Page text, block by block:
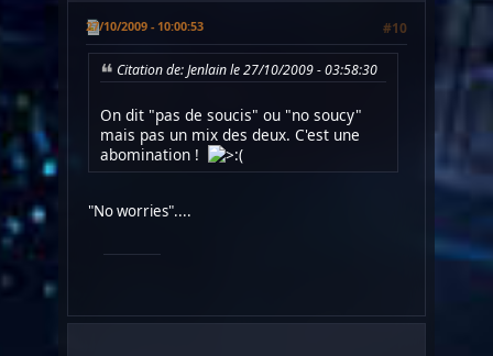
27/10/2009 - 10:00:53 #10
Citation de: Jenlain le 27/10/2009 - 03:58:30
On dit "pas de soucis" ou "no soucy"
mais pas un mix des deux. C'est une
abomination !
"No worries"....